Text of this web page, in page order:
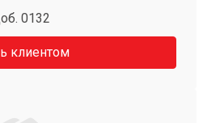
0132
клиентом